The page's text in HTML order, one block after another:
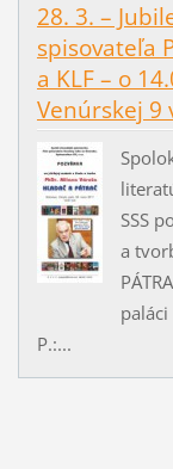
28. 3. –
spisovateľa
a KLF – o
Venúrskej 9
SSS
a
P.:...